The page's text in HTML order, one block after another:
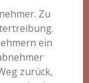
Zu
ein
zurück,